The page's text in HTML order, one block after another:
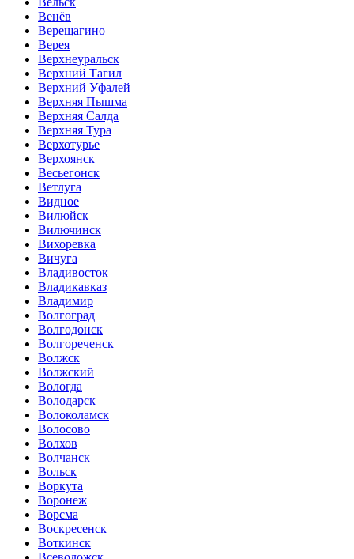
Венёв
Верещагино
Верея
Верхнеуральск
Верхний Тагил
Верхний Уфалей
Верхняя Пышма
Верхняя Салда
Верхняя Тура
Верхотурье
Верхоянск
Весьегонск
Ветлуга
Видное
Вилюйск
Вилючинск
Вихоревка
Вичуга
Владивосток
Владикавказ
Владимир
Волгоград
Волгодонск
Волгореченск
Волжск
Волжский
Вологда
Володарск
Волоколамск
Волосово
Волхов
Волчанск
Вольск
Воркута
Воронеж
Ворсма
Воскресенск
Воткинск